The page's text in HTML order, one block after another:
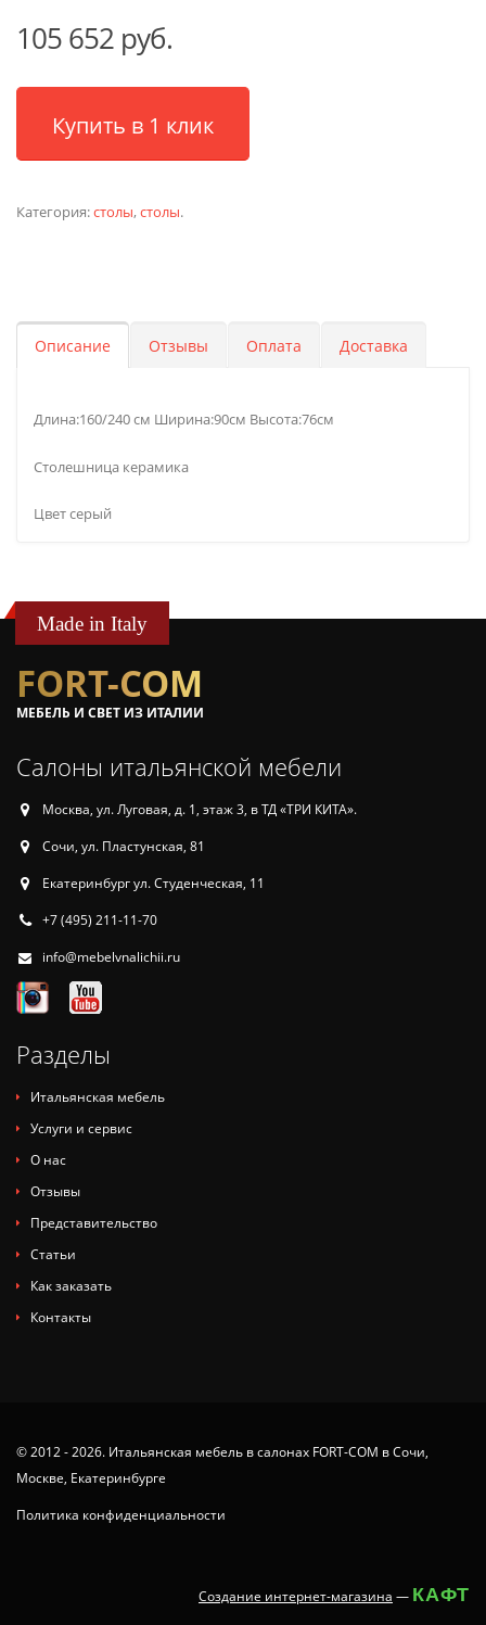
105 652 руб.
Купить в 1 клик
Категория:столы,столы.
Описание Отзывы Оплата Доставка
Длина:160/240 см Ширина:90см Высота:76см
Столешница керамика
Цвет серый
Made in Italy
FORT-COM
МЕБЕЛЬ И СВЕТ ИЗ ИТАЛИИ
Салоны итальянской мебели
Москва, ул. Луговая, д. 1, этаж 3, в ТД «ТРИ КИТА».
Сочи, ул. Пластунская, 81
Екатеринбург ул. Студенческая, 11
+7 (495) 211-11-70
info@mebelvnalichii.ru
Разделы
Итальянская мебель
Услуги и сервис
О нас
Отзывы
Представительство
Статьи
Как заказать
Контакты
© 2012 - 2026. Итальянская мебель в салонах FORT-COM в Сочи,
Москве, Екатеринбурге
Политика конфиденциальности
Создание интернет-магазина — КАФТ